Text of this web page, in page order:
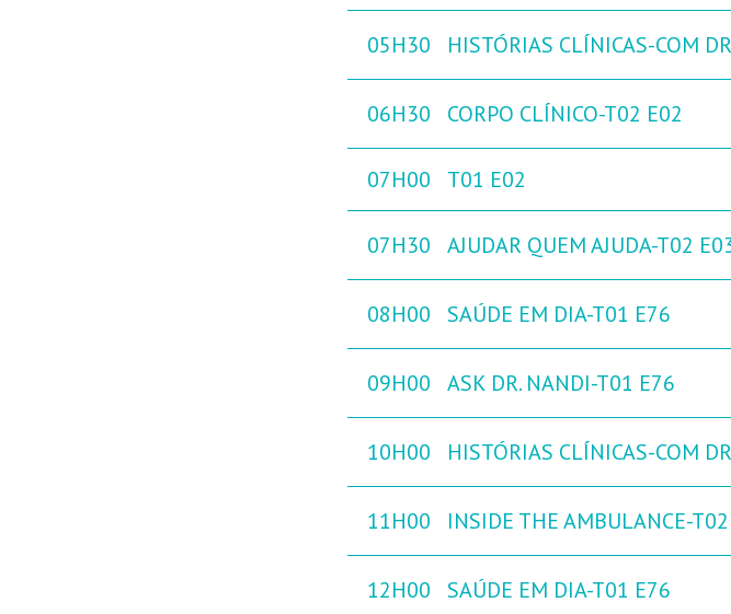
05H30 HISTÓRIAS CLÍNICAS-COM
06H30 CORPO CLÍNICO-T02 E02
07H00 T01 E02
07H30 AJUDAR QUEM AJUDA-T02
08H00 SAÚDE EM DIA-T01 E76
09H00 ASK DR. NANDI-T01 E76
10H00 HISTÓRIAS CLÍNICAS-COM
11H00 INSIDE THE AMBULANCE-
12H00 SAÚDE EM DIA-T01 E76